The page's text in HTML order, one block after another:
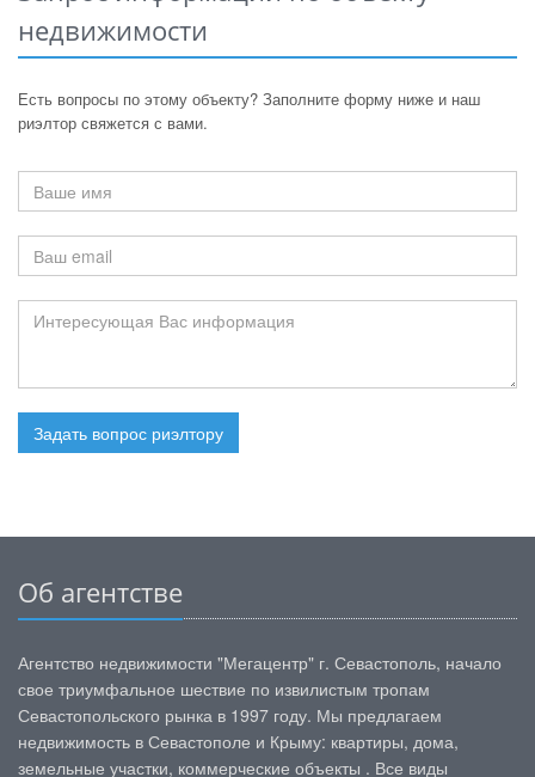
недвижимости
Есть вопросы по этому объекту? Заполните форму ниже и наш
риэлтор свяжется с вами.
Задать вопрос риэлтору
Об агентстве
Агентство недвижимости "Мегацентр" г. Севастополь, начало
свое триумфальное шествие по извилистым тропам
Севастопольского рынка в 1997 году. Мы предлагаем
недвижимость в Севастополе и Крыму: квартиры, дома,
земельные участки, коммерческие объекты . Все виды